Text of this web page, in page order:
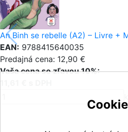
An Binh se rebelle (A2) – Livre +
EAN: 9788415640035
Predajná cena: 12,90 €
Vaša cena so zľavou 10%: